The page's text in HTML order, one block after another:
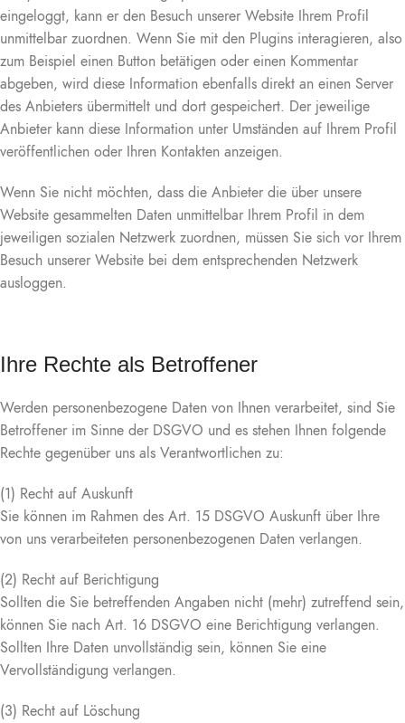
eingeloggt, kann er den Besuch unserer Website Ihrem Profil
unmittelbar zuordnen. Wenn Sie mit den Plugins interagieren, also
zum Beispiel einen Button betätigen oder einen Kommentar
abgeben, wird diese Information ebenfalls direkt an einen Server
des Anbieters übermittelt und dort gespeichert. Der jeweilige
Anbieter kann diese Information unter Umständen auf Ihrem Profil
veröffentlichen oder Ihren Kontakten anzeigen.
Wenn Sie nicht möchten, dass die Anbieter die über unsere
Website gesammelten Daten unmittelbar Ihrem Profil in dem
jeweiligen sozialen Netzwerk zuordnen, müssen Sie sich vor Ihrem
Besuch unserer Website bei dem entsprechenden Netzwerk
ausloggen.
Ihre Rechte als Betroffener
Werden personenbezogene Daten von Ihnen verarbeitet, sind Sie
Betroffener im Sinne der DSGVO und es stehen Ihnen folgende
Rechte gegenüber uns als Verantwortlichen zu:
(1) Recht auf Auskunft
Sie können im Rahmen des Art. 15 DSGVO Auskunft über Ihre
von uns verarbeiteten personenbezogenen Daten verlangen.
(2) Recht auf Berichtigung
Sollten die Sie betreffenden Angaben nicht (mehr) zutreffend sein,
können Sie nach Art. 16 DSGVO eine Berichtigung verlangen.
Sollten Ihre Daten unvollständig sein, können Sie eine
Vervollständigung verlangen.
(3) Recht auf Löschung